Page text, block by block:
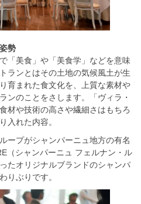
勢
「美食」や「美食学」などを意味
ランとはその土地の気候風土が生
育まれた食文化を、上質な素材や
ンのことをさします。「ヴィラ・
材や技術の高さや繊細さはもちろ
入れた内容。
ープがシャンパーニュ地方の有名
（シャンパーニュ フェルナン・ル
たオリジナルブランドのシャンパ
りぶりです。